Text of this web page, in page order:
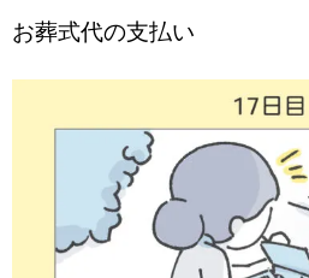
お葬式代の支払い